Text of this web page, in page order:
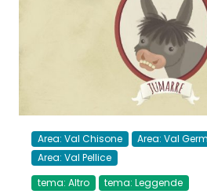
Area: Val Chisone
Area: Val
Area: Val Pellice
tema: Altro
tema: Leggende